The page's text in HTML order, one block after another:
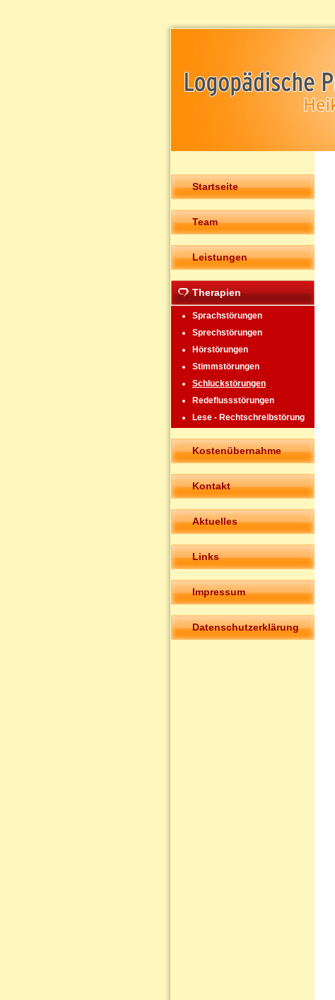
Startseite
Team
Leistungen
Therapien
Sprachstörungen
Sprechstörungen
Hörstörungen
Stimmstörungen
Schluckstörungen
Redeflussstörungen
Lese - Rechtschreibstörung
Kostenübernahme
Kontakt
Aktuelles
Links
Impressum
Datenschutzerklärung